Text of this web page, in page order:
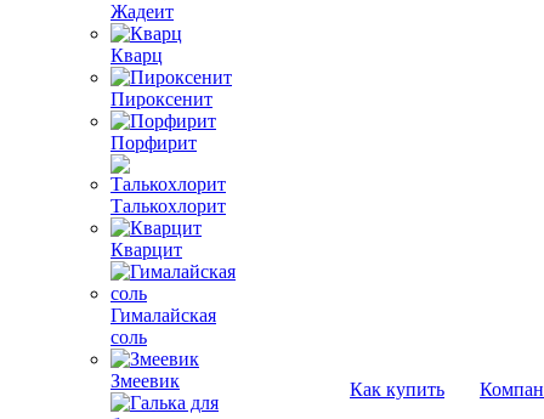
Жадеит
Кварц
Пироксенит
Порфирит
Талькохлорит
Кварцит
Гималайская
соль
Змеевик
Как купить